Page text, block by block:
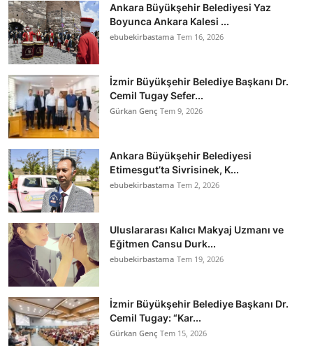
Ankara Büyükşehir Belediyesi Yaz
Boyunca Ankara Kalesi ...
ebubekirbastama Tem 16, 2026
İzmir Büyükşehir Belediye Başkanı Dr.
Cemil Tugay Sefer...
Gürkan Genç Tem 9, 2026
Ankara Büyükşehir Belediyesi
Etimesgut’ta Sivrisinek, K...
ebubekirbastama Tem 2, 2026
Uluslararası Kalıcı Makyaj Uzmanı ve
Eğitmen Cansu Durk...
ebubekirbastama Tem 19, 2026
İzmir Büyükşehir Belediye Başkanı Dr.
Cemil Tugay: “Kar...
Gürkan Genç Tem 15, 2026